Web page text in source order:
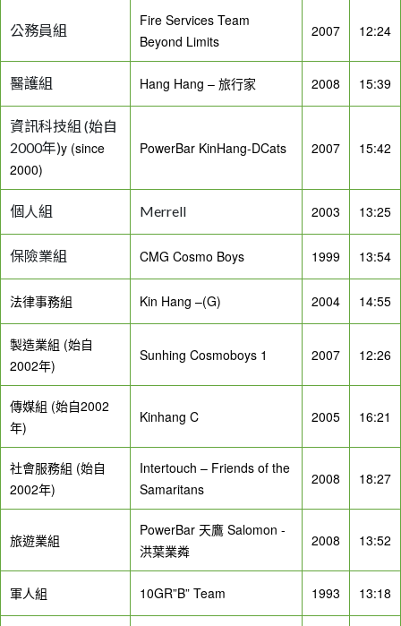
公務員組
Fire Services Team
Beyond Limits
2007 12:24
醫護組 Hang Hang – 旅行家 2008 15:39
資訊科技組 (始自
2000年)y (since
2000)
PowerBar KinHang-DCats 2007 15:42
個人組 Merrell 2003 13:25
保險業組 CMG Cosmo Boys 1999 13:54
法律事務組 Kin Hang –(G) 2004 14:55
製造業組 (始自
2002年)
Sunhing Cosmoboys 1 2007 12:26
傳媒組 (始自2002
年)
Kinhang C 2005 16:21
社會服務組 (始自
2002年)
Intertouch – Friends of the
Samaritans
2008 18:27
旅遊業組
PowerBar 天鷹 Salomon -
洪葉業粦
2008 13:52
軍人組 10GR”B” Team 1993 13:18